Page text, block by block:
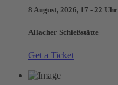
8 August, 2026, 17 - 22 Uhr
Allacher Schießstätte
Get a Ticket